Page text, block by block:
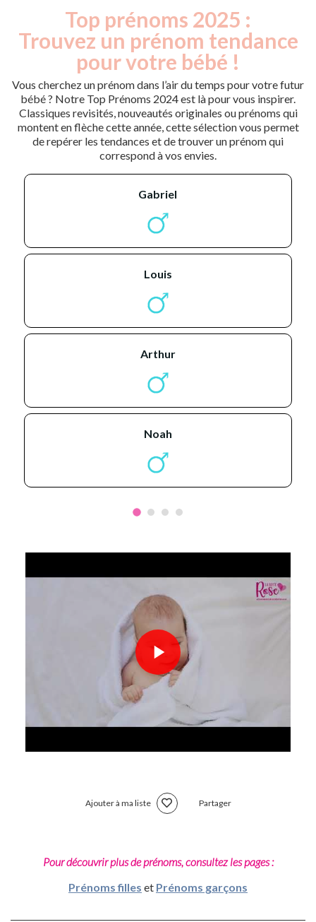
Top prénoms 2025 :
Trouvez un prénom tendance
pour votre bébé !
Vous cherchez un prénom dans l’air du temps pour votre futur
bébé ? Notre Top Prénoms 2024 est là pour vous inspirer.
Classiques revisités, nouveautés originales ou prénoms qui
montent en flèche cette année, cette sélection vous permet
de repérer les tendances et de trouver un prénom qui
correspond à vos envies.
gabriel
louis
arthur
noah
Ajouter à ma liste Partager
Pour découvrir plus de prénoms, consultez les pages :
Prénoms filles et Prénoms garçons